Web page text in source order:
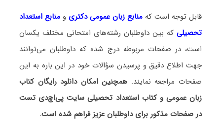
قابل توجه است که منابع زبان عمومی دکتری و منابع استعداد
تحصیلیکه بین داوطلبان رشته‌های امتحانی مختلف یکسان
است، در صفحات مربوطه درج شده که داوطلبان می‌توانند
جهت اطلاع دقیق و پرسیدن سؤالات خود در این باره به این
صفحات مراجعه نمایند. همچنین امکان دانلود رایگان کتاب
زبان عمومی و کتاب استعداد تحصیلی سایت پی‌اچ‌دی تست
در صفحات مذکور برای داوطلبان عزیز فراهم شده است.